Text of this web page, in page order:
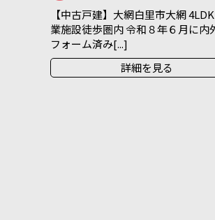
【中古戸建】大網白里市大網
業施設徒歩圏内 令和８年６月に内
フォーム済み[...]
詳細を見る